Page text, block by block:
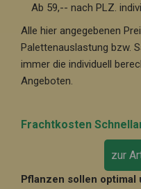
Ab 59,-- nach PLZ.
Alle hier angegebenen
Palettenauslastung bzw.
immer die individuell
Angeboten.
Frachtkosten
zur
Pflanzen sollen optimal